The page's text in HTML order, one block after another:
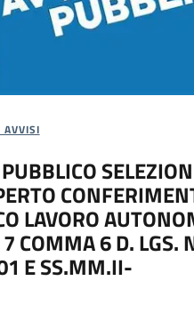
AVVISI
LAVORO
COMMA 6 D. LGS.
E SS.MM.II-